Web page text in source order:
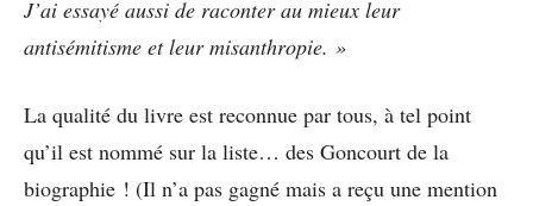
J’ai essayé aussi de raconter au mieux leur
antisémitisme et leur misanthropie. »
La qualité du livre est reconnue par tous, à tel point
qu’il est nommé sur la liste… des Goncourt de la
biographie ! (Il n’a pas gagné mais a reçu une mention